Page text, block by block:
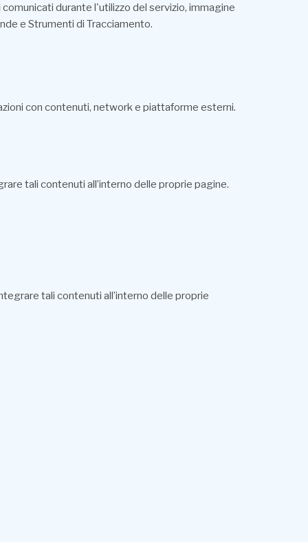
durante l'utilizzo del servizio, immagine
e Strumenti di Tracciamento.
con contenuti, network e piattaforme esterni.
tali contenuti all’interno delle proprie pagine.
tali contenuti all’interno delle proprie